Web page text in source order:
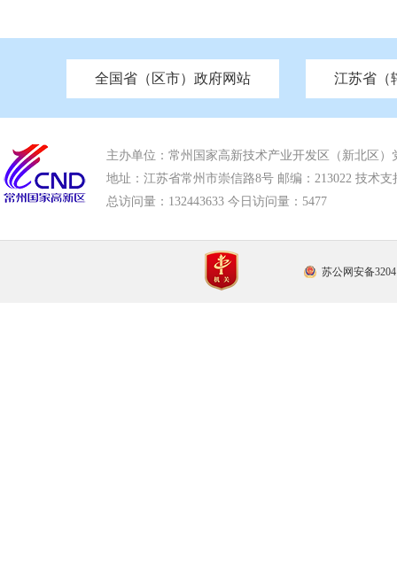
全国省（区市）政府网站
北京 天津 重庆 河南 河北 山西
江苏省（
中国江苏 南京市政府 苏州市政府 无锡
市发改委 市工信局 市教育局 市科技局 市
市应急管理局 市审计局 市外事办 市生态
主办单位：常州国家高新技术产业开发区（新北区）
地址：江苏省常州市崇信路8号 邮编：213022 技术支
总访问量： 132443633 今日访问量： 5477
苏公网安备